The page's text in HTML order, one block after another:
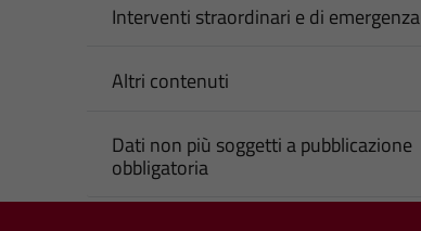
Interventi straordinari e di emergenza
Altri contenuti
Dati non più soggetti a pubblicazione
obbligatoria